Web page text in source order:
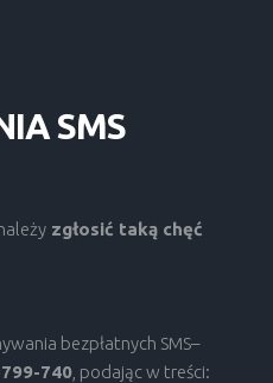
SMS
zgłosić taką chęć
bezpłatnych SMS–
740 , podając w treści: